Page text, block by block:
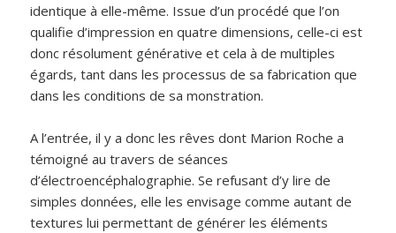
identique à elle-même. Issue d’un procédé que l’on
qualifie d’impression en quatre dimensions, celle-ci est
donc résolument générative et cela à de multiples
égards, tant dans les processus de sa fabrication que
dans les conditions de sa monstration.
A l’entrée, il y a donc les rêves dont Marion Roche a
témoigné au travers de séances
d’électroencéphalographie. Se refusant d’y lire de
simples données, elle les envisage comme autant de
textures lui permettant de générer les éléments